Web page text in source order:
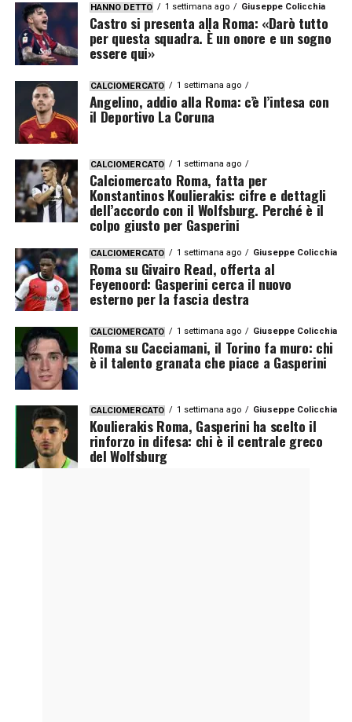
HANNO DETTO 1 settimana ago Giuseppe Colicchia
Castro si presenta alla Roma: «Darò tutto
per questa squadra. È un onore e un sogno
essere qui»
CALCIOMERCATO 1 settimana ago
Angelino, addio alla Roma: c’è l’intesa con
il Deportivo La Coruna
CALCIOMERCATO 1 settimana ago
Calciomercato Roma, fatta per
Konstantinos Koulierakis: cifre e dettagli
dell’accordo con il Wolfsburg. Perché è il
colpo giusto per Gasperini
CALCIOMERCATO 1 settimana ago Giuseppe Colicchia
Roma su Givairo Read, offerta al
Feyenoord: Gasperini cerca il nuovo
esterno per la fascia destra
CALCIOMERCATO 1 settimana ago Giuseppe Colicchia
Roma su Cacciamani, il Torino fa muro: chi
è il talento granata che piace a Gasperini
CALCIOMERCATO 1 settimana ago Giuseppe Colicchia
Koulierakis Roma, Gasperini ha scelto il
rinforzo in difesa: chi è il centrale greco
del Wolfsburg